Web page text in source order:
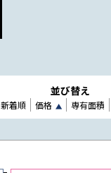
並び替え
新着順 価格 専有面積